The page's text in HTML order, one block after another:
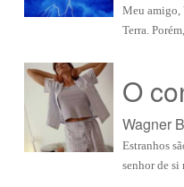
Meu amigo,
Terra.
O
Wagner
Estranhos
senhor de si